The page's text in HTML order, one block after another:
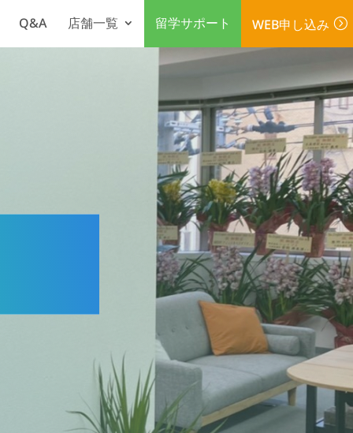
Q&A 店舗一覧 留学サポート WEB申し込み =